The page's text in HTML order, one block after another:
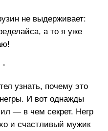
не выдерживает:
а то я уже
•
узнать, почему это
И вот однажды
— в чем секрет. Негр
и счастливый мужик